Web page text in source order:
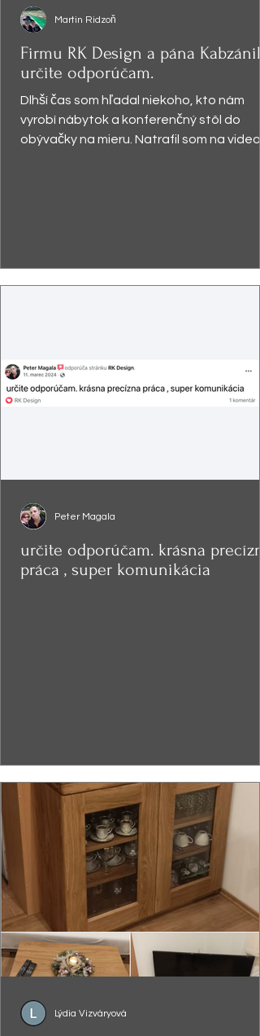
Firmu RK Design a pána
určite odporúčam.
Dlhší čas som hľadal niekoho, kto nám
vyrobí nábytok a konferenčný stôl do
obývačky na mieru. Natrafil som na video,
Martin Ridzoň
určite odporúčam. krásna
práca , super komunikácia
Peter Magala
Lýdia Vizváryová